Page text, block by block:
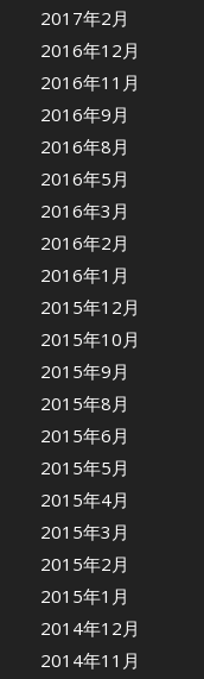
2017年2月
2016年12月
2016年11月
2016年9月
2016年8月
2016年5月
2016年3月
2016年2月
2016年1月
2015年12月
2015年10月
2015年9月
2015年8月
2015年6月
2015年5月
2015年4月
2015年3月
2015年2月
2015年1月
2014年12月
2014年11月